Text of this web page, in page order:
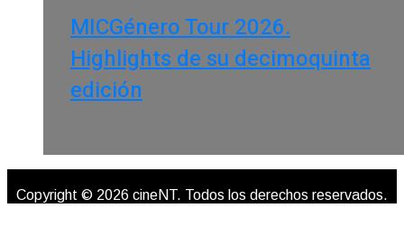
MICGénero Tour 2026.
Highlights de su decimoquinta
edición
Copyright © 2026 cineNT. Todos los derechos reservados.